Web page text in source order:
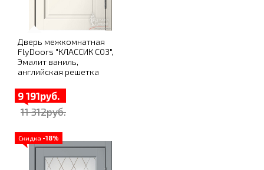
Дверь межкомнатная
FlyDoors "КЛАССИК C03",
Эмалит ваниль,
английская решетка
9 191руб.
11 312руб.
Скидка -18%